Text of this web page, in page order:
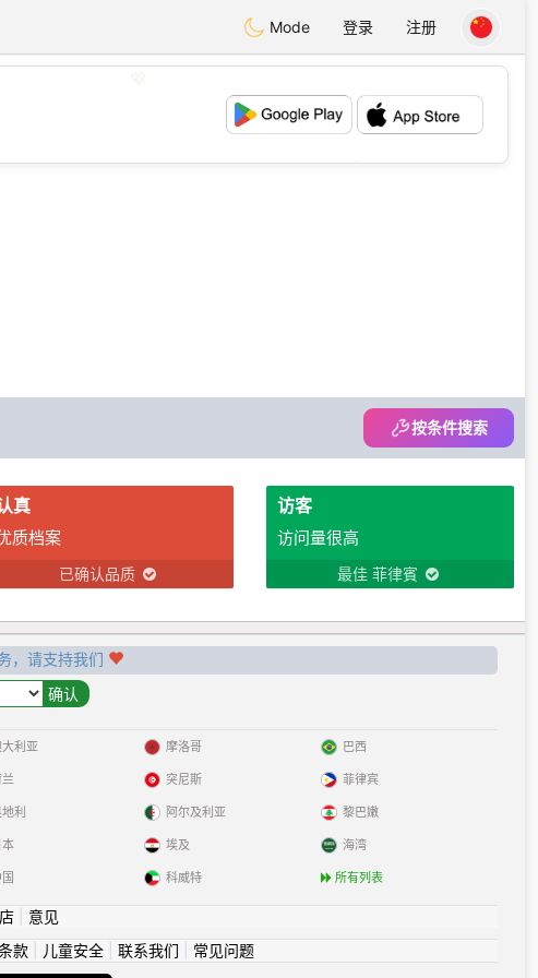
Mode 登录 注册
💕
按条件搜索
真
质档案
已确认品质
访客
访问量很高
最佳 菲律賓
，请支持我们
大利亚
利
本
摩洛哥
突尼斯
阿尔及利亚
埃及
科威特
巴西
菲律宾
黎巴嫩
海湾
所有列表
| 意见
款 儿童安全 联系我们 常见问题